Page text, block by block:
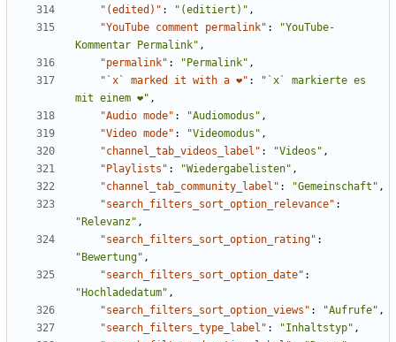
"(edited)" : "(editiert)" ,
"YouTube comment permalink" :
"YouTube-
Kommentar Permalink" ,
"permalink" : "Permalink" ,
"`x` marked it with a ❤" :
"`x` markierte es
mit einem ❤" ,
"Audio mode" : "Audiomodus" ,
"Video mode" : "Videomodus" ,
"channel_tab_videos_label" : "Videos" ,
"Playlists" : "Wiedergabelisten" ,
"channel_tab_community_label" : "Gemeinschaft" ,
"search_filters_sort_option_relevance" :
"Relevanz" ,
"search_filters_sort_option_rating" :
"Bewertung" ,
"search_filters_sort_option_date" :
"Hochladedatum" ,
"search_filters_sort_option_views" : "Aufrufe" ,
"search_filters_type_label" : "Inhaltstyp" ,